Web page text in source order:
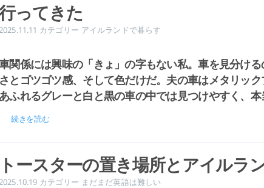
ってきた
カテゴリー アイルランドで暮らす
関係には興味の「きょ」の字もない私。車を見分け
さとゴツゴツ感、そして色だけだ。夫の車はメタリッ
あふれるグレーと白と黒の車の中では見つけやすく、本
続きを読む
トースターの置き場所とアイルラ
カテゴリー まだまだ英語は難しい